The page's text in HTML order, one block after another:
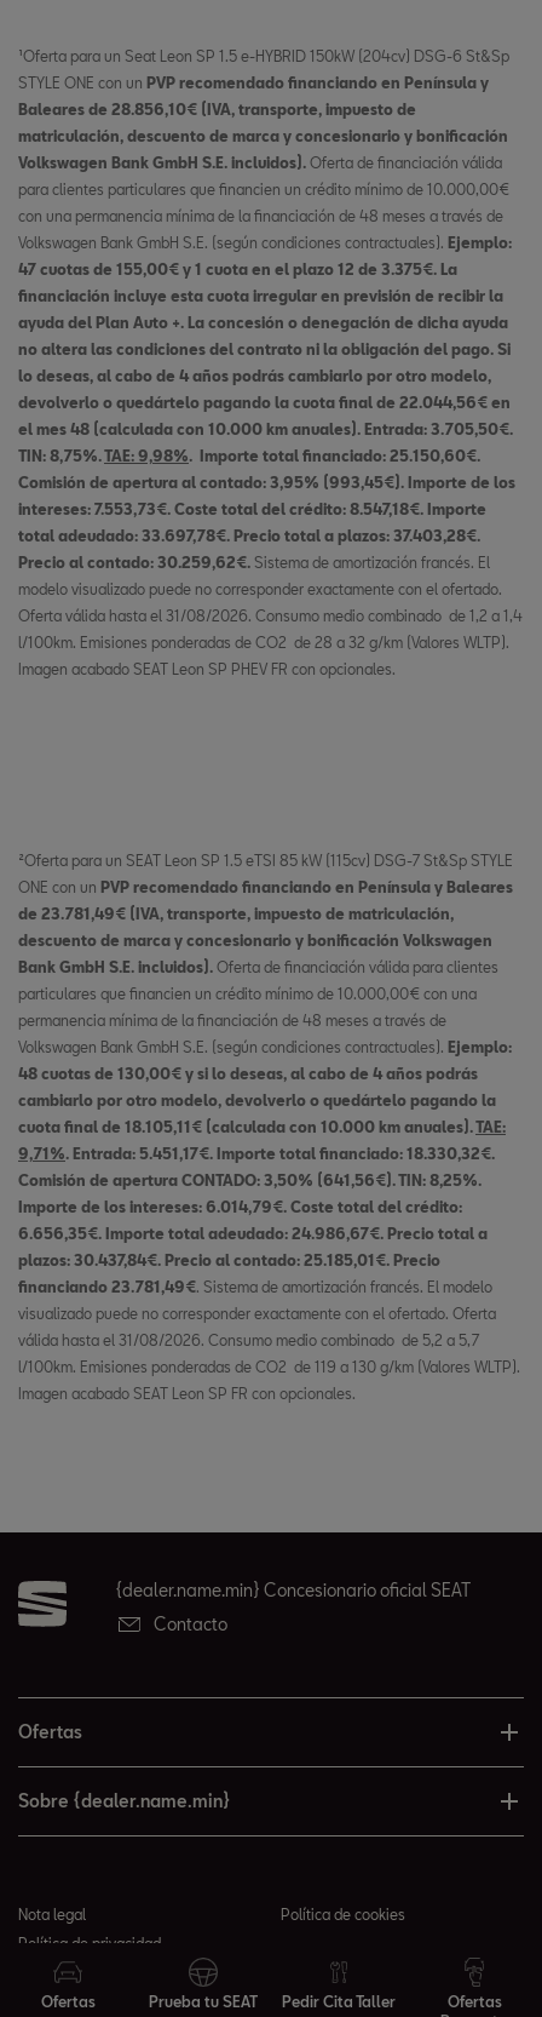
¹Oferta para un Seat Leon SP 1.5 e-HYBRID 150kW (204cv) DSG-6 St&Sp
STYLE ONE con un PVP recomendado financiando en Península y
Baleares de 28.856,10€ (IVA, transporte, impuesto de
matriculación, descuento de marca y concesionario y bonificación
Volkswagen Bank GmbH S.E. incluidos). Oferta de financiación válida
para clientes particulares que financien un crédito mínimo de 10.000,00€
con una permanencia mínima de la financiación de 48 meses a través de
Volkswagen Bank GmbH S.E. (según condiciones contractuales). Ejemplo:
47 cuotas de 155,00€ y 1 cuota en el plazo 12 de 3.375€. La
financiación incluye esta cuota irregular en previsión de recibir la
ayuda del Plan Auto +. La concesión o denegación de dicha ayuda
no altera las condiciones del contrato ni la obligación del pago. Si
lo deseas, al cabo de 4 años podrás cambiarlo por otro modelo,
devolverlo o quedártelo pagando la cuota final de 22.044,56€ en
el mes 48 (calculada con 10.000 km anuales). Entrada: 3.705,50€.
TIN: 8,75%.TAE: 9,98%. Importe total financiado: 25.150,60€.
Comisión de apertura al contado: 3,95% (993,45€). Importe de los
intereses: 7.553,73€. Coste total del crédito: 8.547,18€. Importe
total adeudado: 33.697,78€. Precio total a plazos: 37.403,28€.
Precio al contado: 30.259,62€. Sistema de amortización francés. El
modelo visualizado puede no corresponder exactamente con el ofertado.
Oferta válida hasta el 31/08/2026. Consumo medio combinado de 1,2 a 1,4
l/100km. Emisiones ponderadas de CO2 de 28 a 32 g/km (Valores WLTP).
Imagen acabado SEAT Leon SP PHEV FR con opcionales.
²Oferta para un SEAT Leon SP 1.5 eTSI 85 kW (115cv) DSG-7 St&Sp STYLE
ONE con un PVP recomendado financiando en Península y Baleares
de 23.781,49€ (IVA, transporte, impuesto de matriculación,
descuento de marca y concesionario y bonificación Volkswagen
Bank GmbH S.E. incluidos). Oferta de financiación válida para clientes
particulares que financien un crédito mínimo de 10.000,00€ con una
permanencia mínima de la financiación de 48 meses a través de
Volkswagen Bank GmbH S.E. (según condiciones contractuales). Ejemplo:
48 cuotas de 130,00€ y si lo deseas, al cabo de 4 años podrás
cambiarlo por otro modelo, devolverlo o quedártelo pagando la
cuota final de 18.105,11€ (calculada con 10.000 km anuales).TAE:
9,71%. Entrada: 5.451,17€. Importe total financiado: 18.330,32€.
Comisión de apertura CONTADO: 3,50% (641,56€). TIN: 8,25%.
Importe de los intereses: 6.014,79€. Coste total del crédito:
6.656,35€. Importe total adeudado: 24.986,67€. Precio total a
plazos: 30.437,84€. Precio al contado: 25.185,01€. Precio
financiando 23.781,49€. Sistema de amortización francés. El modelo
visualizado puede no corresponder exactamente con el ofertado. Oferta
válida hasta el 31/08/2026. Consumo medio combinado de 5,2 a 5,7
l/100km. Emisiones ponderadas de CO2 de 119 a 130 g/km (Valores WLTP).
Imagen acabado SEAT Leon SP FR con opcionales.
{dealer.name.min} Concesionario oficial SEAT
Contacto
Ofertas
Sobre {dealer.name.min}
Nota legal
Política de cookies
Política de privacidad
© 2026 {dealer.name.min} todos los derechos reservados
Ofertas
Prueba tu SEAT Pedir Cita Taller
Ofertas